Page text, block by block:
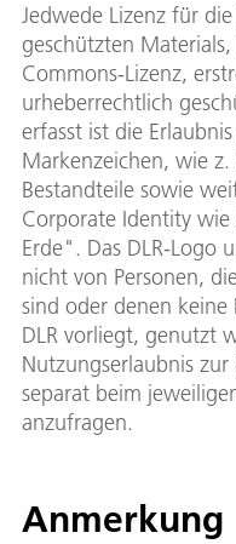
Jedwede Lizenz für
geschützten
Commons-Lizenz,
urheberrechtlich
erfasst ist die
Markenzeichen, wie z.
Bestandteile sowie
Corporate Identity
Erde". Das DLR-Logo
nicht von Personen,
sind oder denen keine
DLR vorliegt, genutzt
Nutzungserlaubnis
separat beim
anzufragen.
Anmerkung